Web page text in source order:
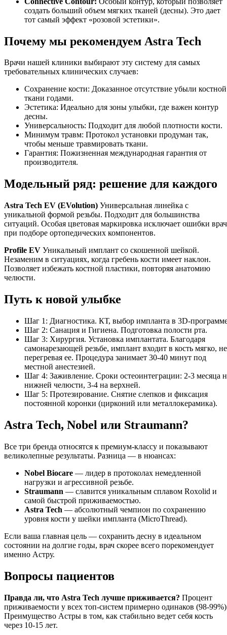
создать больший объем мягких тканей (десны). Это дает
тот самый эффект «розовой эстетики».
Почему мы рекомендуем Astra Tech
Врачи нашей клиники выбирают эту систему для самых
требовательных клинических случаев:
Сохранение кости: Доказанное отсутствие убыли костной
ткани годами.
Эстетика: Идеально для зоны улыбки, где важен контур
десны.
Универсальность: Подходит для любой плотности кости.
Минимум травм: Протокол установки продуман так,
чтобы меньше травмировать ткани.
Гарантия: Пожизненная международная гарантия от
производителя.
Модельный ряд: решение для каждого
Astra Tech EV (EVolution) Универсальная линейка с
уникальной формой резьбы. Подходит для большинства
ситуаций. Особая цветовая маркировка исключает ошибки
при подборе ортопедических компонентов.
Profile EV Уникальный имплант со скошенной шейкой.
Незаменим в ситуациях, когда гребень кости имеет наклон.
Позволяет избежать костной пластики, повторяя анатомию
челюсти.
Путь к новой улыбке
Шаг 1: Диагностика. КТ, выбор импланта в 3D-
Шаг 2: Санация и Гигиена. Подготовка полости рта.
Шаг 3: Хирургия. Установка имплантата. Благодаря
самонарезающей резьбе, имплант входит в кость мягко, не
перегревая ее. Процедура занимает 30-40 минут под
местной анестезией.
Шаг 4: Заживление. Сроки остеоинтеграции: 2-3 месяца
нижней челюсти, 3-4 на верхней.
Шаг 5: Протезирование. Снятие слепков и фиксация
постоянной коронки (цирконий или металлокерамика).
Astra Tech, Nobel или Straumann?
Все три бренда относятся к премиум-классу и показывают
великолепные результаты. Разница — в нюансах:
Nobel Biocare — лидер в протоколах немедленной
нагрузки и агрессивной резьбе.
Straumann — славится уникальным сплавом Roxolid и
самой быстрой приживаемостью.
Astra Tech — абсолютный чемпион по сохранению
уровня кости у шейки импланта (MicroThread).
Если ваша главная цель — сохранить десну в идеальном
состоянии на долгие годы, врач скорее всего порекомендует
именно Астру.
Вопросы пациентов
Правда ли, что Astra Tech лучше приживается? Процент
приживаемости у всех топ-систем примерно одинаков (98-
Преимущество Астры в том, как стабильно ведет себя кость
через 10-15 лет.